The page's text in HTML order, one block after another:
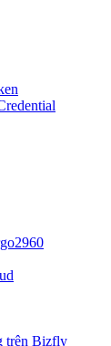
trên Bizfly